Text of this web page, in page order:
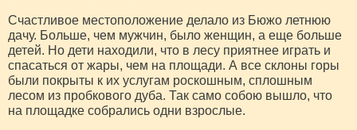
Счастливое местоположение делало из Бюжо летнюю
дачу. Больше, чем мужчин, было женщин, а еще больше
детей. Но дети находили, что в лесу приятнее играть и
спасаться от жары, чем на площади. А все склоны горы
были покрыты к их услугам роскошным, сплошным
лесом из пробкового дуба. Так само собою вышло, что
на площадке собрались одни взрослые.